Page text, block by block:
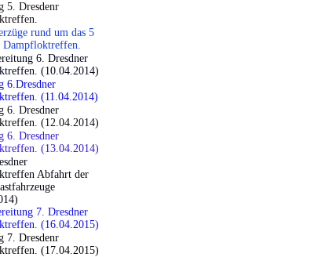
5. Dresdenr
rund um das 5
Dampfloktreffen.
6. Dresdner
(10.04.2014)
6.Dresdner
(11.04.2014)
6. Dresdner
(12.04.2014)
6. Dresdner
(13.04.2014)
Abfahrt der
7. Dresdner
(16.04.2015)
7. Dresdenr
(17.04.2015)